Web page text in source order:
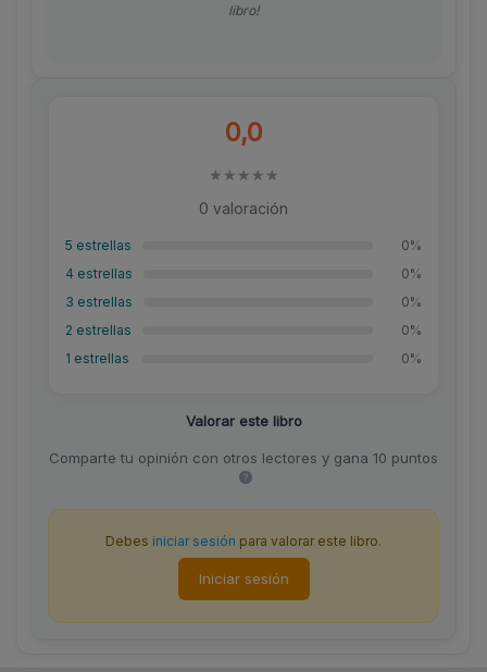
0,0
★ ★ ★ ★ ★
0 valoración
5 estrellas
0%
4 estrellas
0%
3 estrellas
0%
2 estrellas
0%
1 estrellas
0%
Valorar este libro
Comparte tu opinión con otros lectores y gana 10 puntos
Debes iniciar sesión para valorar este libro.
Iniciar sesión
libro!